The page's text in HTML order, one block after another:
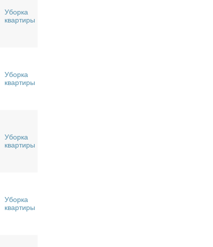
Уборка
квартиры
Уборка
квартиры
Уборка
квартиры
Уборка
квартиры